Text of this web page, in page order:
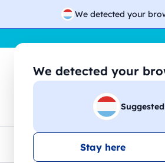
We detected your
We detected your
Stay here
Sweat-shirts
Livraison UERemise